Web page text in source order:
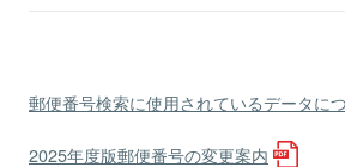
郵便番号検索に使用されているデータに
2025年度版郵便番号の変更案内